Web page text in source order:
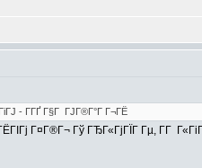
- Г­ГҐ Г§Г ГЈГ®Г°Г Г¬ГЁ
Г¤Г®Г¬ Гў ГЂГ«ГјГЇГ Гµ, Г­Г